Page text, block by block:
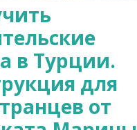
в Турции.
для
от